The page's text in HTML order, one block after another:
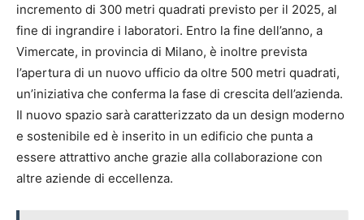
incremento di 300 metri quadrati previsto per il 2025, al
fine di ingrandire i laboratori. Entro la fine dell’anno, a
Vimercate, in provincia di Milano, è inoltre prevista
l’apertura di un nuovo ufficio da oltre 500 metri quadrati,
un’iniziativa che conferma la fase di crescita dell’azienda.
Il nuovo spazio sarà caratterizzato da un design moderno
e sostenibile ed è inserito in un edificio che punta a
essere attrattivo anche grazie alla collaborazione con
altre aziende di eccellenza.